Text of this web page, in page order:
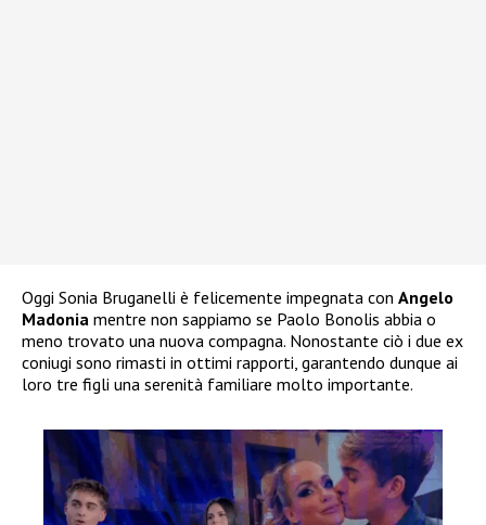
Oggi Sonia Bruganelli è felicemente impegnata con Angelo
Madonia mentre non sappiamo se Paolo Bonolis abbia o
meno trovato una nuova compagna. Nonostante ciò i due ex
coniugi sono rimasti in ottimi rapporti, garantendo dunque ai
loro tre figli una serenità familiare molto importante.